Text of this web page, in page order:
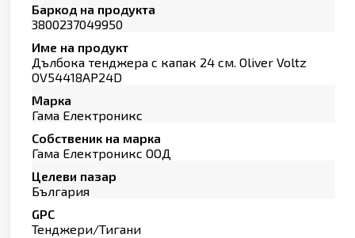
Баркод на продукта
3800237049950
Име на продукт
Дълбока тенджера с капак 24 см. Oliver Voltz
OV54418AP24D
Марка
Гама Електроникс
Собственик на марка
Гама Електроникс ООД
Целеви пазар
България
GPC
Тенджери/Тигани